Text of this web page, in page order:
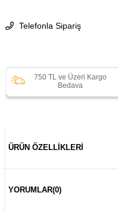
Telefonla Sipariş
750 TL ve Üzeri Kargo
Bedava
ÜRÜN ÖZELLIKLERI
YORUMLAR(0)